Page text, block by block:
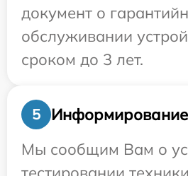
документ о
обслуживании
сроком до 3 лет.
5
Информирование
Мы сообщим Вам о